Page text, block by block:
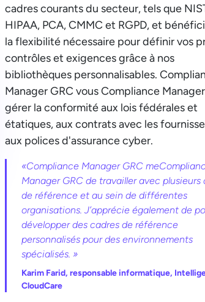
cadres courants du secteur, tels que
HIPAA, PCA, CMMC et RGPD, et
la flexibilité nécessaire pour définir vos
contrôles et exigences grâce à nos
bibliothèques personnalisables.
Manager GRC vous Compliance
gérer la conformité aux lois fédérales et
étatiques, aux contrats avec les
aux polices d'assurance cyber.
«Compliance Manager GRC
Manager GRC de travailler avec plusieurs
de référence et au sein de différentes
organisations. J’apprécie également de
développer des cadres de référence
personnalisés pour des environnements
spécialisés. »
Karim Farid, responsable informatique,
CloudCare